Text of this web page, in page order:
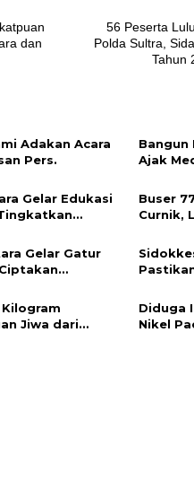
dan
56 Peserta
Polda Sultra,
Tahun
Adakan Acara
Pers.
Bangun
Ajak
Gelar Edukasi
Buser
Curnik,
Gelar Gatur
Jiwa dari
Diduga
Nikel